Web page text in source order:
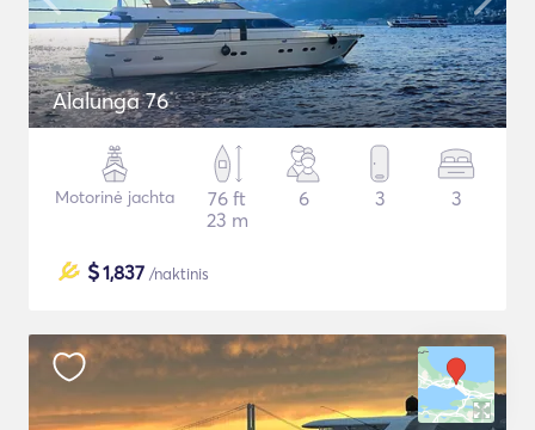
Alalunga 76
Motorinė jachta
76 ft
23 m
6 3 3
$1,837 /naktinis